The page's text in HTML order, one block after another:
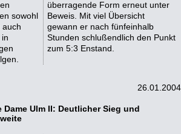
sowohl
auch
zum 5:3 Enstand.
26.01.2004
Dame Ulm II: Deutlicher Sieg und